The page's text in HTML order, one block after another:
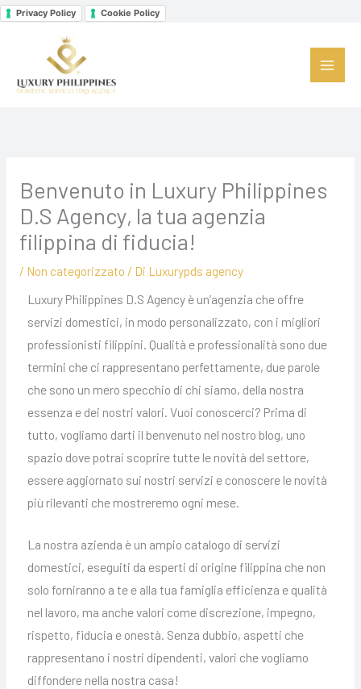
Privacy Policy Cookie Policy Vai
Benvenuto in Luxury Philippines
D.S Agency, la tua agenzia
filippina di fiducia!
/ Non categorizzato / Di Luxurypds agency
Luxury Philippines D.S Agency è un’agenzia che offre
servizi domestici, in modo personalizzato, con i migliori
professionisti filippini. Qualità e professionalità sono due
termini che ci rappresentano perfettamente, due parole
che sono un mero specchio di chi siamo, della nostra
essenza e dei nostri valori. Vuoi conoscerci? Prima di
tutto, vogliamo darti il benvenuto nel nostro blog, uno
spazio dove potrai scoprire tutte le novità del settore,
essere aggiornato sui nostri servizi e conoscere le novità
più rilevanti che mostreremo ogni mese.
La nostra azienda è un ampio catalogo di servizi
domestici, eseguiti da esperti di origine filippina che non
solo forniranno a te e alla tua famiglia efficienza e qualità
nel lavoro, ma anche valori come discrezione, impegno,
rispetto, fiducia e onestà. Senza dubbio, aspetti che
rappresentano i nostri dipendenti, valori che vogliamo
diffondere nella nostra casa!